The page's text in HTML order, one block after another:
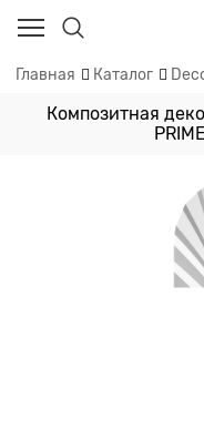
Главная Каталог
Композитная